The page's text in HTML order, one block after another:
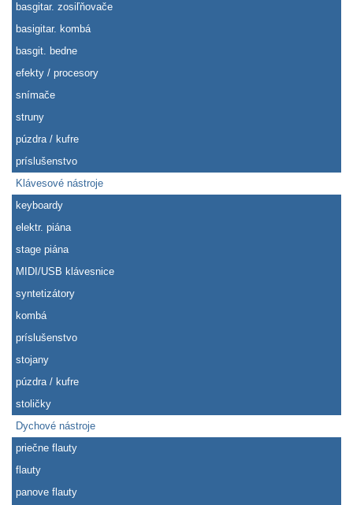
basgitar. zosiľňovače
basigitar. kombá
basgit. bedne
efekty / procesory
snímače
struny
púzdra / kufre
príslušenstvo
Klávesové nástroje
keyboardy
elektr. piána
stage piána
MIDI/USB klávesnice
syntetizátory
kombá
príslušenstvo
stojany
púzdra / kufre
stoličky
Dychové nástroje
priečne flauty
flauty
panove flauty